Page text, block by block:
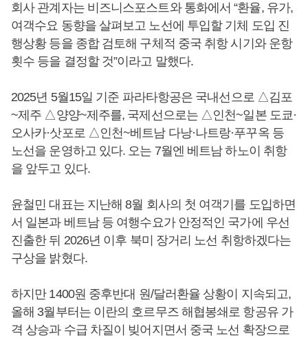
회사 관계자는 비즈니스포스트와 통화에서 “환율, 유가,
여객수요 동향을 살펴보고 노선에 투입할 기체 도입 진
행상황 등을 종합 검토해 구체적 중국 취항 시기와 운항
횟수 등을 결정할 것”이라고 말했다.
2025년 5월15일 기준 파라타항공은 국내선으로 △김포
~제주 △양양~제주를, 국제선으로는 △인천~일본 도쿄·
오사카·삿포로 △인천~베트남 다낭·나트랑·푸꾸옥 등
노선을 운영하고 있다. 오는 7월엔 베트남 하노이 취항
을 앞두고 있다.
윤철민 대표는 지난해 8월 회사의 첫 여객기를 도입하면
서 일본과 베트남 등 여행수요가 안정적인 국가에 우선
진출한 뒤 2026년 이후 북미 장거리 노선 취항하겠다는
구상을 밝혔다.
하지만 1400원 중후반대 원/달러환율 상황이 지속되고,
올해 3월부터는 이란의 호르무즈 해협봉쇄로 항공유 가
격 상승과 수급 차질이 빚어지면서 중국 노선 확장으로